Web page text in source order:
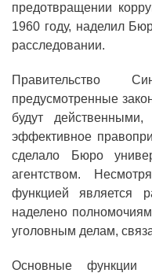
предотвращении
1960 году, наделил
расследовании.
Правительство
предусмотренные
будут
эффективное
сделало Бюро
агентством.
функцией является
наделено
уголовным делам,
Основные функции